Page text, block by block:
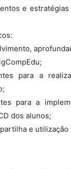
e
para a
para a
dos alunos;
e